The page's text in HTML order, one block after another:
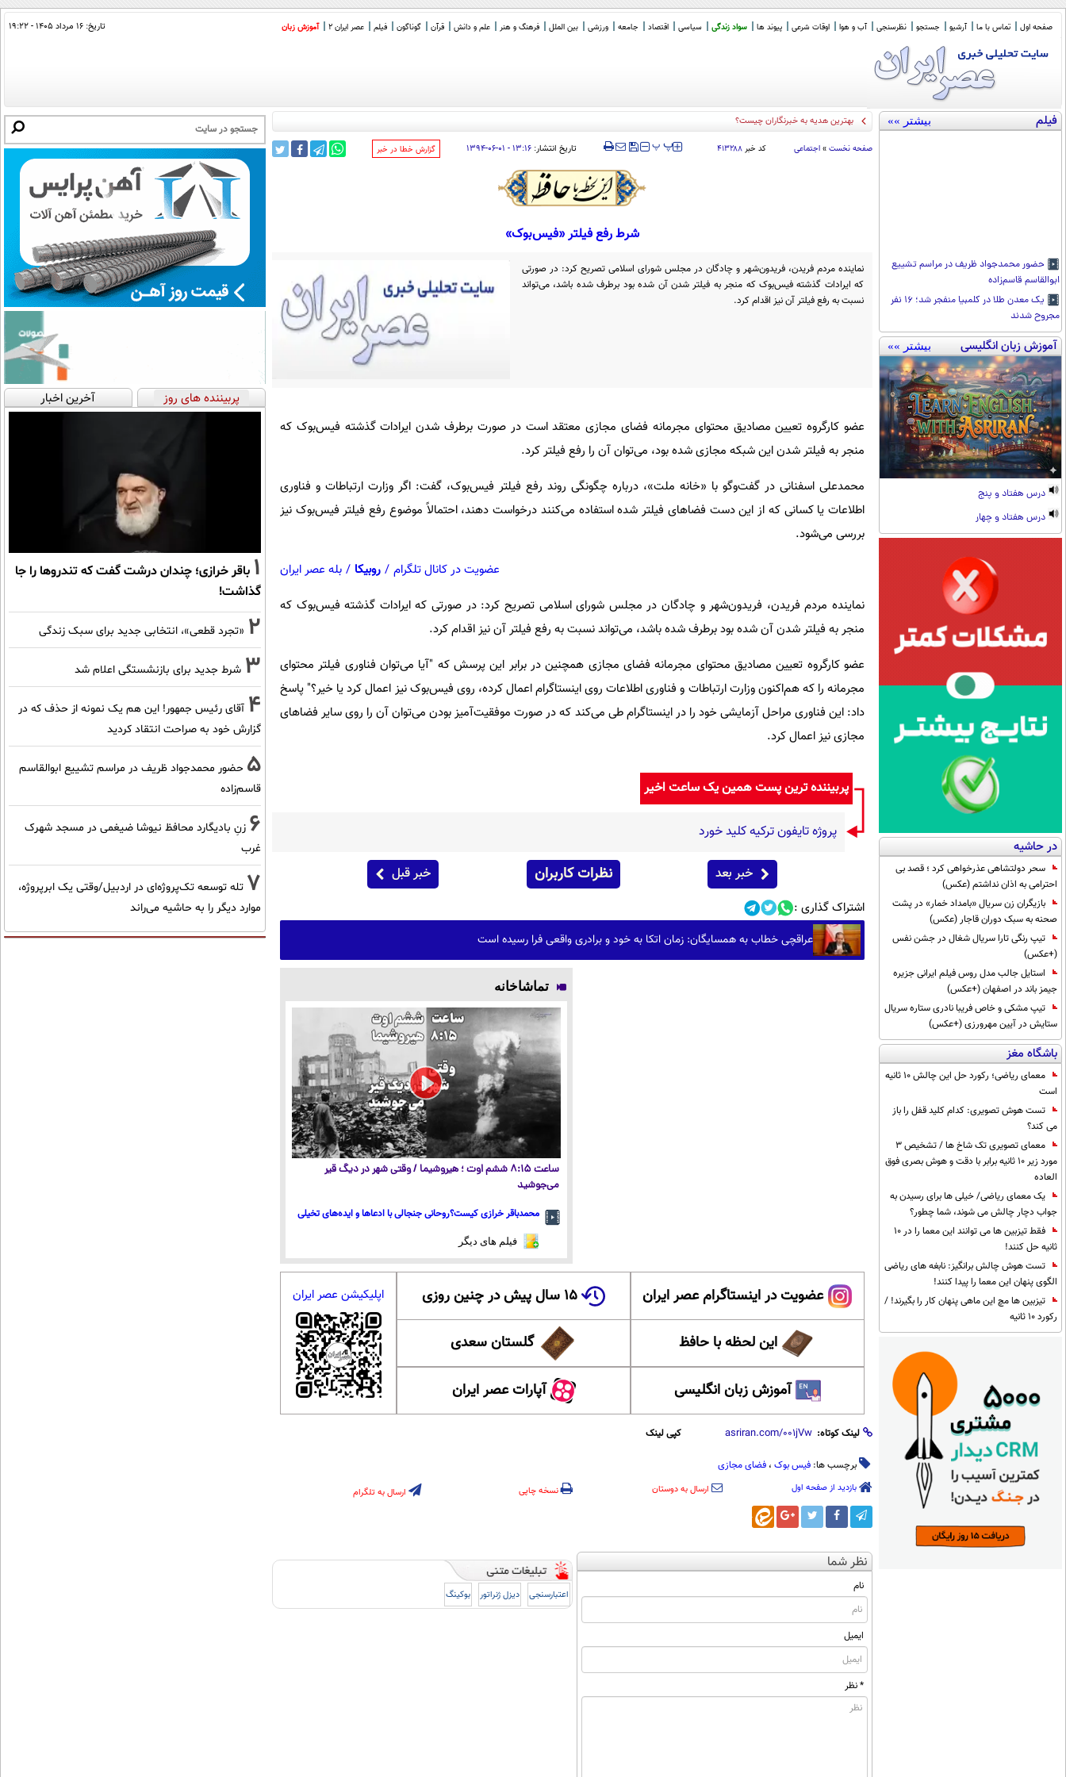
صفحه اول تماس با ما آرشیو جستجو نظرسنجی آب و هوا اوقات شرعی پیوند ها سواد زندگی سیاسی اقتصاد جامعه ورزشی بین الملل فرهنگ و هنر علم و دانش قرآن گوناگون فیلم عصر ایران 2 آموزش زبان تاریخ: ۱۶ مرداد ۱۴۰۵ - ۱۹:۲۲
فیلم بیشتر »»
حضور محمدجواد ظریف در مراسم تشییع
ابوالقاسم قاسم‌زاده
یک معدن طلا در کلمبیا منفجر شد؛ ۱۶ نفر
مجروح شدند
آموزش زبان انگلیسی بیشتر »»
درس هفتاد و پنج
درس هفتاد و چهار
در حاشیه
سحر دولتشاهی عذرخواهی کرد ؛ قصد بی
احترامی به اذان نداشتم (عکس)
بازیگران زن سریال «بامداد خمار» در پشت
صحنه به سبک دوران قاجار (عکس)
تیپ رنگی تارا سریال شغال در جشن نفس
(+عکس)
استایل جالب مدل روس فیلم ایرانی جزیره
جیمز باند در اصفهان (+عکس)
تیپ مشکی و خاص فریبا نادری ستاره سریال
ستایش در آیین مهرورزی (+عکس)
باشگاه مغز
معمای ریاضی؛ رکورد حل این چالش 10 ثانیه
است
تست هوش تصویری: کدام کلید قفل را باز
می کند؟
معمای تصویری تک شاخ ها / تشخیص 3
مورد زیر 10 ثانیه برابر با دقت و هوش بصری فوق
العاده
یک معمای ریاضی/ خیلی ها برای رسیدن به
جواب دچار چالش می شوند، شما چطور؟
فقط تیزبین ها می توانند این معما را در 10
ثانیه حل کنند!
تست هوش چالش برانگیز: نابغه های ریاضی
الگوی پنهان این معما را پیدا کنند!
تیزبین ها مچ این ماهی پنهان کار را بگیرند! /
رکورد 10 ثانیه
بهترین هدیه به خبرنگاران چیست؟
صفحه نخست » اجتماعی کد خبر ۴۱۳۲۸۸ ‍‍‍ پپ تاریخ انتشار: ۱۳:۱۶ - ۰۱-۰۶-۱۳۹۴ ‌گزارش خطا در خبر
شرط رفع فیلتر «فیس‌بوک»
نماینده مردم فریدن، فریدون‌شهر و چادگان در مجلس شورای اسلامی تصریح کرد: در صورتی
که ایرادات گذشته فیس‌بوک که منجر به فیلتر شدن آن شده بود برطرف شده باشد، می‌تواند
نسبت به رفع فیلتر آن نیز اقدام کرد.
عضو کارگروه تعیین مصادیق محتوای مجرمانه فضای مجازی معتقد است در صورت برطرف شدن ایرادات گذشته فیس‌بوک که
منجر به فیلتر شدن این شبکه مجازی شده بود، می‌توان آن را رفع فیلتر کرد.
محمدعلی اسفنانی در گفت‌وگو با «خانه ملت»، درباره چگونگی روند رفع فیلتر فیس‌بوک، گفت: اگر وزارت ارتباطات و فناوری
اطلاعات یا کسانی که از این دست فضاهای فیلتر شده استفاده می‌کنند درخواست دهند، احتمالاً موضوع رفع فیلتر فیس‌بوک نیز
بررسی می‌شود.
عضویت در کانال تلگرام / روبیکا / بله عصر ایران
نماینده مردم فریدن، فریدون‌شهر و چادگان در مجلس شورای اسلامی تصریح کرد: در صورتی که ایرادات گذشته فیس‌بوک که
منجر به فیلتر شدن آن شده بود برطرف شده باشد، می‌تواند نسبت به رفع فیلتر آن نیز اقدام کرد.
عضو کارگروه تعیین مصادیق محتوای مجرمانه فضای مجازی همچنین در برابر این پرسش که "آیا می‌توان فناوری فیلتر محتوای
مجرمانه را که هم‌اکنون وزارت ارتباطات و فناوری اطلاعات روی اینستاگرام اعمال کرده، روی فیس‌بوک نیز اعمال کرد یا خیر؟" پاسخ
داد: این فناوری مراحل آزمایشی خود را در اینستاگرام طی می‌کند که در صورت موفقیت‌آمیز بودن می‌توان آن را روی سایر فضاهای
مجازی نیز اعمال کرد.
پربیننده ترین پست همین یک ساعت اخیر
پروژه تایفون ترکیه کلید خورد
خبر بعد نظرات کاربران خبر قبل
اشتراک گذاری :
عراقچی خطاب به همسایگان: زمان اتکا به خود و برادری واقعی فرا رسیده است
تماشاخانه
ساعت ۸:۱۵ ششم اوت ؛ هیروشیما / وقتی شهر در دیگ قیر
می‌جوشید
محمدباقر خرازی کیست؟روحانی جنجالی با ادعاها و ایده‌های تخیلی
فیلم های دیگر
عضویت در اینستاگرام عصر ایران ۱۵ سال پیش در چنین روزی
این لحظه با حافظ گلستان سعدی
آموزش زبان انگلیسی آپارات عصر ایران
اپلیکیشن عصر ایران
لینک کوتاه: کپی لینک
برچسب ها: فیس بوک ، فضای مجازی
بازدید از صفحه اول ارسال به دوستان نسخه چاپی ارسال به تلگرام
نظر شما
نام
ایمیل
* نظر
اعتبارسنجی دیزل ژنراتور بوکینگ
پربیننده های روز آخرین اخبار
1 باقر خرازی؛ چندان درشت گفت که تندروها را جا
گذاشت!
2 «تجرد قطعی»، انتخابی جدید برای سبک زندگی
3 شرط جدید برای بازنشستگی اعلام شد
4 آقای رئیس جمهور! این هم یک نمونه از حذف که در
گزارش خود به صراحت انتقاد کردید
5 حضور محمدجواد ظریف در مراسم تشییع ابوالقاسم
قاسم‌زاده
6 زنِ بادیگارد محافظ نیوشا ضیغمی در مسجد شهرک
غرب
7 تله توسعه تک‌پروژه‌ای در اردبیل/وقتی یک ابرپروژه،
موارد دیگر را به حاشیه می‌راند